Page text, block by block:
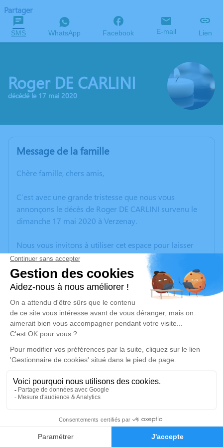
Faire-part Hommages
Partager
SMS WhatsApp Facebook E-mail Lien
Roger DE CARLINI
décédé le 17 mai 2020
Message de la famille
Chère famille, chers amis,
C’est avec une grande tristesse que nous vous
annonçons le décès de Roger DE CARLINI survenu le
dimanche 17 mai 2020 à Verzenay.
Nous vous invitons à utiliser cet espace pour laisser
vos condoléances, partager des photos souvenirs, une
anecdote ou exprimer vos pensées à travers des
poèmes ou des textes. Cet endroit est un lieu
d'expression dédié à honorer la mémoire de Roger DE
CARLINI.
Un service de plantation d’arbre hommage est
disponible ici
Cérémonie religieuse
Eglise Saint Pierre Aux Liens de Verzenay
51360 Verzenay